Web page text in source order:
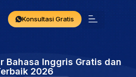
Konsultasi Gratis
Bahasa Inggris Gratis dan
2026